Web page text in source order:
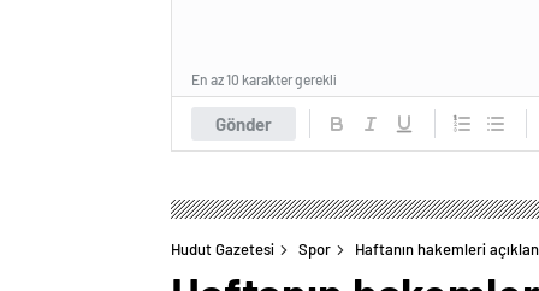
Gönder
En az 10 karakter gerekli
Hudut Gazetesi Spor Haftanın hakemleri